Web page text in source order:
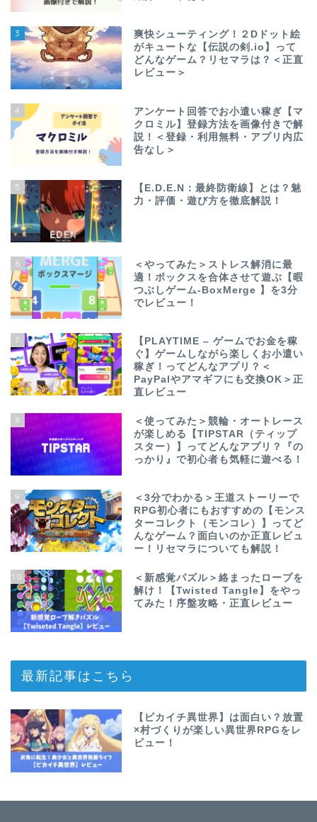
3
爽快シューティング！２Dドット絵
がキュートな【伝説の剣.io】って
どんなゲーム？リセマラは？＜正直
レビュー＞
4
アンケート回答でお小遣い稼ぎ【マ
クロミル】登録方法を画像付きで解
説！＜登録・利用無料・アプリ内広
告なし＞
5
【E.D.E.N：最終防衛線】とは？魅
力・評価・遊び方を徹底解説！
6
＜やってみた＞ストレス解消に最
適！ボックスを合体させて遊ぶ【暇
つぶしゲーム-BoxMerge 】を3分
でレビュー！
7
【PLAYTIME – ゲームでお金を稼
ぐ】ゲームしながら楽しくお小遣い
稼ぎ！ってどんなアプリ？＜
PayPalやアマギフにも交換OK＞正
直レビュー
8
＜使ってみた＞競輪・オートレース
が楽しめる【TIPSTAR（ティップ
スター）】ってどんなアプリ？『の
っかり』で初心者も気軽に遊べる！
9
＜3分でわかる＞王道ストーリーで
RPG初心者にもおすすめの【モンス
ターコレクト（モンコレ）】ってど
んなゲーム？面白いのか正直レビュ
ー！リセマラについても解説！
10
＜新感覚パズル＞絡まったロープを
解け！【Twisted Tangle】をやっ
てみた！序盤攻略・正直レビュー
最新記事はこちら
【ピカイチ異世界】は面白い？放置
×村づくりが楽しい異世界RPGをレ
ビュー！